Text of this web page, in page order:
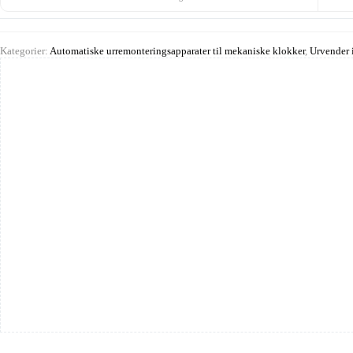
Kategorier: Automatiske urremonteringsapparater til mekaniske klokker, Urvender